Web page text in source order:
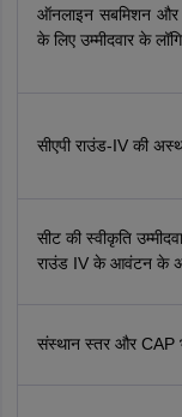
ऑनलाइन सबमिशन और
के लिए उम्मीदवार के
सीएपी राउंड-IV की
सीट की स्वीकृति
राउंड IV के आवंटन के
संस्थान स्तर और CAP